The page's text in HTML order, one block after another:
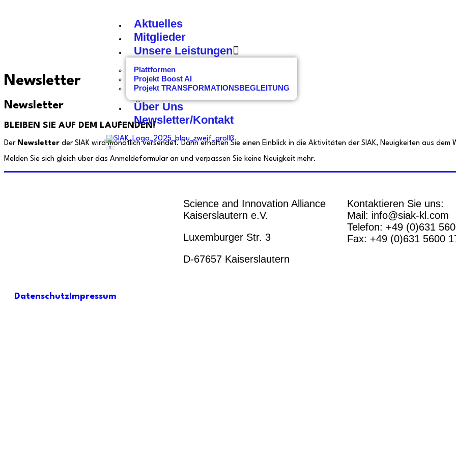
Aktuelles
Mitglieder
Unsere Leistungen
Plattformen
Projekt Boost AI
Projekt TRANSFORMATIONSBEGLEITUNG
Über Uns
Newsletter/Kontakt
X
Newsletter
Newsletter
BLEIBEN SIE AUF DEM LAUFENDEN!
Der Newsletter der SIAK wird monatlich versendet. Darin erhalten Sie einen Einblick in die Aktivitäten der SIAK, Neuigkeiten aus
Melden Sie sich gleich über das Anmeldeformular an und verpassen Sie keine Neuigkeit mehr.
Science and Innovation Alliance
Kaiserslautern e.V.
Luxemburger Str. 3
D-67657 Kaiserslautern
Kontaktieren Sie uns:
Mail: info@siak-kl.com
Telefon: +49 (0)631
Fax: +49 (0)631 5600
Datenschutz Impressum